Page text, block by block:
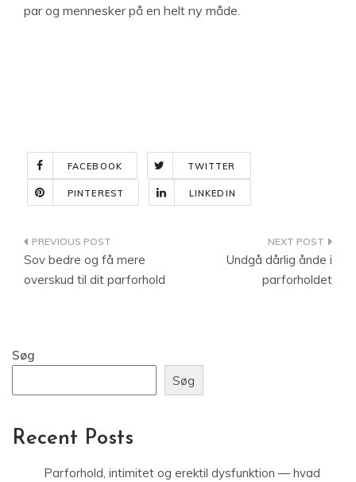
par og mennesker på en helt ny måde.
FACEBOOK TWITTER
PINTEREST LINKEDIN
Indlægsnavigation
Sov bedre og få mere
overskud til dit parforhold
Undgå dårlig ånde i
parforholdet
Søg
Søg
Recent Posts
Parforhold, intimitet og erektil dysfunktion — hvad